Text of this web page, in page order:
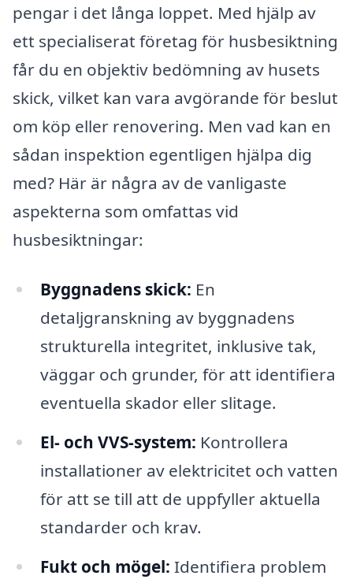
pengar i det långa loppet. Med hjälp av
ett specialiserat företag för husbesiktning
får du en objektiv bedömning av husets
skick, vilket kan vara avgörande för beslut
om köp eller renovering. Men vad kan en
sådan inspektion egentligen hjälpa dig
med? Här är några av de vanligaste
aspekterna som omfattas vid
husbesiktningar:
Byggnadens skick: En
detaljgranskning av byggnadens
strukturella integritet, inklusive tak,
väggar och grunder, för att identifiera
eventuella skador eller slitage.
El- och VVS-system: Kontrollera
installationer av elektricitet och vatten
för att se till att de uppfyller aktuella
standarder och krav.
Fukt och mögel: Identifiera problem